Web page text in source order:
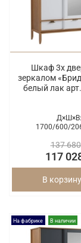
Шкаф 3х
зеркалом
белый лак
Д×Ш×В:
1700/600/
137
117
В корзину
На фабрике В наличии